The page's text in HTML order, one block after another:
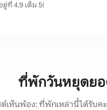
ที่ 4.9 เต็ม 5!
ที่พักวันหยุดยอ
ต์เห็นพ้อง: ที่พักเหล่านี้ได้รับ